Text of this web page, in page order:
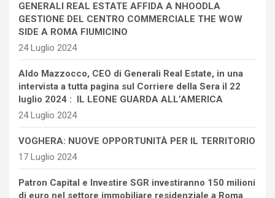
GENERALI REAL ESTATE AFFIDA A NHOODLA
GESTIONE DEL CENTRO COMMERCIALE THE WOW
SIDE A ROMA FIUMICINO
24 Luglio 2024
Aldo Mazzocco, CEO di Generali Real Estate, in una
intervista a tutta pagina sul Corriere della Sera il 22
luglio 2024 : IL LEONE GUARDA ALL’AMERICA
24 Luglio 2024
VOGHERA: NUOVE OPPORTUNITÀ PER IL TERRITORIO
17 Luglio 2024
Patron Capital e Investire SGR investiranno 150 milioni
di euro nel settore immobiliare residenziale a Roma